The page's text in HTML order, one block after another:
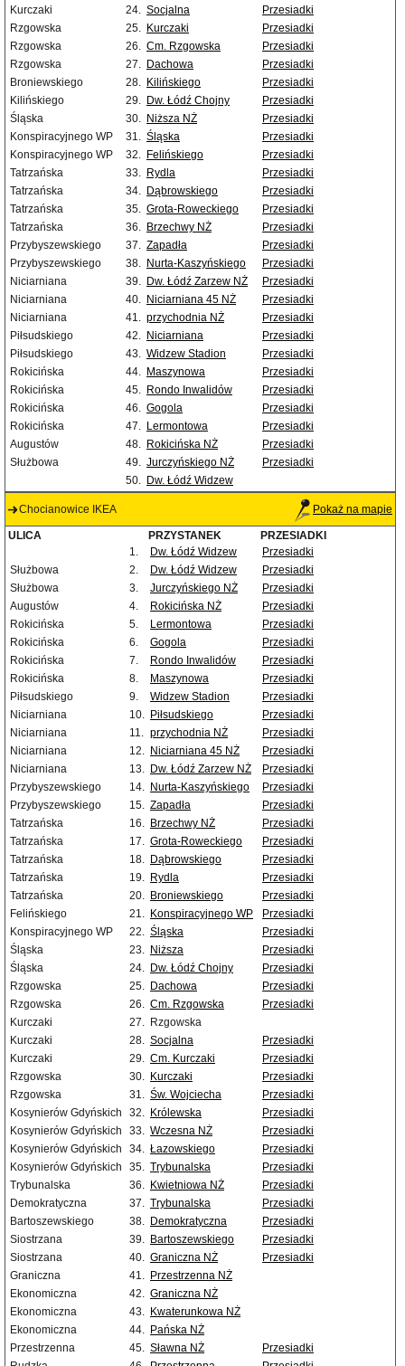
Kurczaki
24. Socjalna
Przesiadki
Rzgowska
25. Kurczaki
Przesiadki
Rzgowska
26. Cm. Rzgowska
Przesiadki
Rzgowska
27. Dachowa
Przesiadki
Broniewskiego
28. Kilińskiego
Przesiadki
Kilińskiego
29. Dw. Łódź Chojny
Przesiadki
Śląska
30. Niższa NŻ
Przesiadki
Konspiracyjnego WP
31. Śląska
Przesiadki
Konspiracyjnego WP
32. Felińskiego
Przesiadki
Tatrzańska
33. Rydla
Przesiadki
Tatrzańska
34. Dąbrowskiego
Przesiadki
Tatrzańska
35. Grota-Roweckiego
Przesiadki
Tatrzańska
36. Brzechwy NŻ
Przesiadki
Przybyszewskiego
37. Zapadła
Przesiadki
Przybyszewskiego
38. Nurta-Kaszyńskiego
Przesiadki
Niciarniana
39. Dw. Łódź Zarzew NŻ
Przesiadki
Niciarniana
40. Niciarniana 45 NŻ
Przesiadki
Niciarniana
41. przychodnia NŻ
Przesiadki
Piłsudskiego
42. Niciarniana
Przesiadki
Piłsudskiego
43. Widzew Stadion
Przesiadki
Rokicińska
44. Maszynowa
Przesiadki
Rokicińska
45. Rondo Inwalidów
Przesiadki
Rokicińska
46. Gogola
Przesiadki
Rokicińska
47. Lermontowa
Przesiadki
Augustów
48. Rokicińska NŻ
Przesiadki
Służbowa
49. Jurczyńskiego NŻ
Przesiadki
50. Dw. Łódź Widzew
Chocianowice IKEA Pokaż na mapie
ULICA PRZYSTANEK
PRZESIADKI
1.
Dw. Łódź Widzew
Przesiadki
Służbowa
2. Dw. Łódź Widzew
Przesiadki
Służbowa
3. Jurczyńskiego NŻ
Przesiadki
Augustów
4. Rokicińska NŻ
Przesiadki
Rokicińska
5. Lermontowa
Przesiadki
Rokicińska
6. Gogola
Przesiadki
Rokicińska
7. Rondo Inwalidów
Przesiadki
Rokicińska
8. Maszynowa
Przesiadki
Piłsudskiego
9. Widzew Stadion
Przesiadki
Niciarniana
10. Piłsudskiego
Przesiadki
Niciarniana
11. przychodnia NŻ
Przesiadki
Niciarniana
12. Niciarniana 45 NŻ
Przesiadki
Niciarniana
13. Dw. Łódź Zarzew NŻ
Przesiadki
Przybyszewskiego
14. Nurta-Kaszyńskiego
Przesiadki
Przybyszewskiego
15. Zapadła
Przesiadki
Tatrzańska
16. Brzechwy NŻ
Przesiadki
Tatrzańska
17. Grota-Roweckiego
Przesiadki
Tatrzańska
18. Dąbrowskiego
Przesiadki
Tatrzańska
19. Rydla
Przesiadki
Tatrzańska
20. Broniewskiego
Przesiadki
Felińskiego
21. Konspiracyjnego WP
Przesiadki
Konspiracyjnego WP
22. Śląska
Przesiadki
Śląska
23. Niższa
Przesiadki
Śląska
24. Dw. Łódź Chojny
Przesiadki
Rzgowska
25. Dachowa
Przesiadki
Rzgowska
26. Cm. Rzgowska
Przesiadki
Kurczaki
27. Rzgowska
Kurczaki
28. Socjalna
Przesiadki
Kurczaki
29. Cm. Kurczaki
Przesiadki
Rzgowska
30. Kurczaki
Przesiadki
Rzgowska
31. Św. Wojciecha
Przesiadki
Kosynierów Gdyńskich
32. Królewska
Przesiadki
Kosynierów Gdyńskich
33. Wczesna NŻ
Przesiadki
Kosynierów Gdyńskich
34. Łazowskiego
Przesiadki
Kosynierów Gdyńskich
35. Trybunalska
Przesiadki
Trybunalska
36. Kwietniowa NŻ
Przesiadki
Demokratyczna
37. Trybunalska
Przesiadki
Bartoszewskiego
38. Demokratyczna
Przesiadki
Siostrzana
39. Bartoszewskiego
Przesiadki
Siostrzana
40. Graniczna NŻ
Przesiadki
Graniczna
41. Przestrzenna NŻ
Ekonomiczna
42. Graniczna NŻ
Ekonomiczna
43. Kwaterunkowa NŻ
Ekonomiczna
44. Pańska NŻ
Przestrzenna
45. Sławna NŻ
Przesiadki